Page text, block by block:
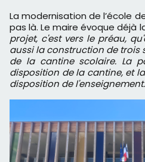
La modernisation de l’école
pas là. Le maire évoque déjà
projet, c'est vers le préau,
aussi la construction de trois
de la cantine scolaire. La
disposition de la cantine, et
disposition de